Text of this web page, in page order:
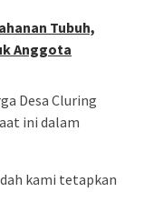
Tubuh,
Anggota
Desa Cluring
ini dalam
kami tetapkan